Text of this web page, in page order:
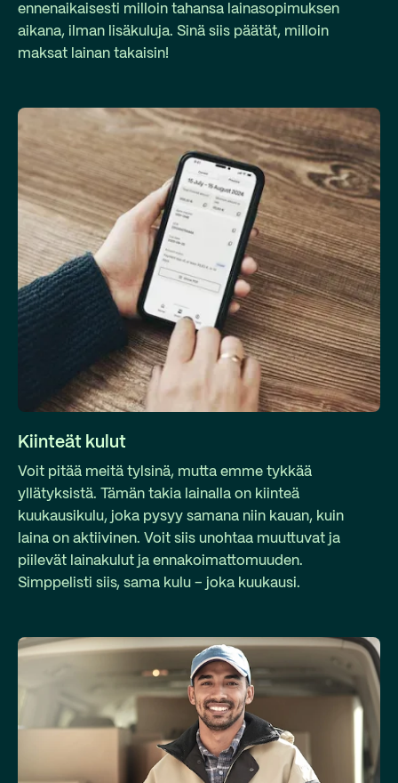
ennenaikaisesti milloin tahansa lainasopimuksen
aikana, ilman lisäkuluja. Sinä siis päätät, milloin
maksat lainan takaisin!
Kiinteät kulut
Voit pitää meitä tylsinä, mutta emme tykkää
yllätyksistä. Tämän takia lainalla on kiinteä
kuukausikulu, joka pysyy samana niin kauan, kuin
laina on aktiivinen. Voit siis unohtaa muuttuvat ja
piilevät lainakulut ja ennakoimattomuuden.
Simppelisti siis, sama kulu – joka kuukausi.